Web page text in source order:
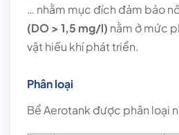
… nhằm mục đích đảm bảo
(DO > 1,5 mg/l) nằm ở mức
vật hiếu khí phát triển.
Phân loại
Bể Aerotank được phân loại